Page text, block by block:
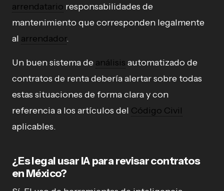
arrendatario responsabilidades de
mantenimiento que corresponden legalmente
al arrendador.
Un buen sistema de análisis automatizado de
contratos de renta debería alertar sobre todas
estas situaciones de forma clara y con
referencia a los artículos del Código Civil
aplicables.
¿Es legal usar IA para revisar contratos
en México?